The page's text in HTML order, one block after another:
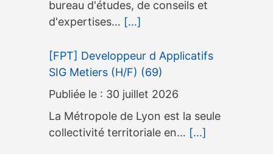
bureau d'études, de conseils et
d'expertises… [...]
[FPT] Developpeur d Applicatifs
SIG Metiers (H/F) (69)
30 juillet 2026
La Métropole de Lyon est la seule
collectivité territoriale en… [...]